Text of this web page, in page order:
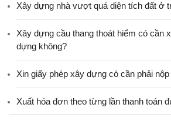
Xây dựng nhà vượt quá diện tích đất ở
Xây dựng cầu thang thoát hiểm có cần
dựng không?
Xin giấy phép xây dựng có cần phải
Xuất hóa đơn theo từng lần thanh toán